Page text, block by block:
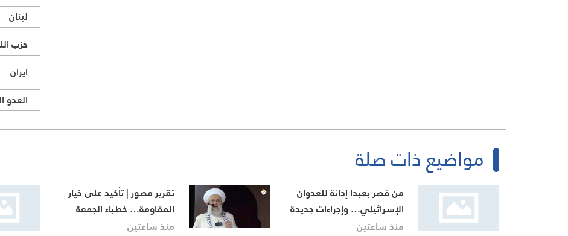
لبنان
حزب
ايران
العدو
مواضيع ذات صلة
من قصر بعبدا إدانة للعدوان
الإسرائيلي… وإجراءات جديدة
بينها إجراء يخص مطار بيروت
منذ ساعتين
تقرير مصور | تأكيد على خيار
المقاومة… خطباء الجمعة
يجددون رفض المفاوضات مع
منذ ساعتين